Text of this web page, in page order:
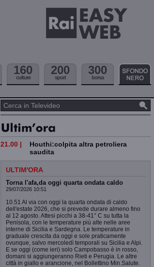
160
culture
200
sport
300
borsa
21.00 |
Houthi:colpita altra petroliera
saudita
ULTIM'ORA
Torna l'afa,da oggi quarta ondata caldo
29/07/2026 10:51
10.51 Al via con oggi la quarta ondata di caldo
dell'estate 2026, che si prevede durare almeno fino
al 12 agosto. Attesi picchi a 38-41° C su tutta la
Penisola, con le temperature più alte nelle aree
interne di Sicilia e Sardegna. Le temperature in
graduale crescita da oggi e sole praticamente
ovunque, salvo mercoledì temporali su Sicilia e Alpi.
E se oggi (come ieri) solo Campobasso è in rosso,
domani si aggiungeranno Rieti e Perugia. Le altre
città in giallo e arancione, nel Bollettino Min.Salute.